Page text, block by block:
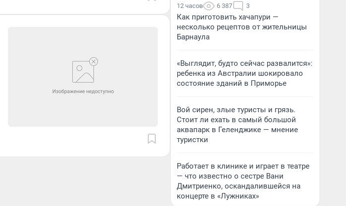
12 часов 6 387 3
Как приготовить хачапури —
несколько рецептов от жительницы
Барнаула
«Выглядит, будто сейчас развалится»:
ребенка из Австралии шокировало
состояние зданий в Приморье
Вой сирен, злые туристы и грязь.
Стоит ли ехать в самый большой
аквапарк в Геленджике — мнение
туристки
Работает в клинике и играет в театре
— что известно о сестре Вани
Дмитриенко, оскандалившейся на
концерте в «Лужниках»